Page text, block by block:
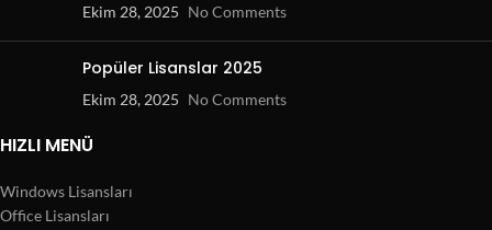
Ekim 28, 2025 No Comments
Popüler Lisanslar 2025
Ekim 28, 2025 No Comments
HIZLI MENÜ
Windows Lisansları
Office Lisansları